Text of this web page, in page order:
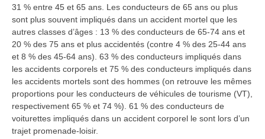
31 % entre 45 et 65 ans. Les conducteurs de 65 ans ou plus
sont plus souvent impliqués dans un accident mortel que les
autres classes d’âges : 13 % des conducteurs de 65-74 ans et
20 % des 75 ans et plus accidentés (contre 4 % des 25-44 ans
et 8 % des 45-64 ans). 63 % des conducteurs impliqués dans
les accidents corporels et 75 % des conducteurs impliqués dans
les accidents mortels sont des hommes (on retrouve les mêmes
proportions pour les conducteurs de véhicules de tourisme (VT),
respectivement 65 % et 74 %). 61 % des conducteurs de
voiturettes impliqués dans un accident corporel le sont lors d’un
trajet promenade-loisir.